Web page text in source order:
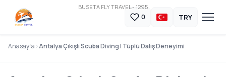
BUSETA FLY TRAVEL - 1295
0 TRY
Anasayfa Antalya Çıkışlı Scuba Diving | Tüplü Dalış Deneyimi